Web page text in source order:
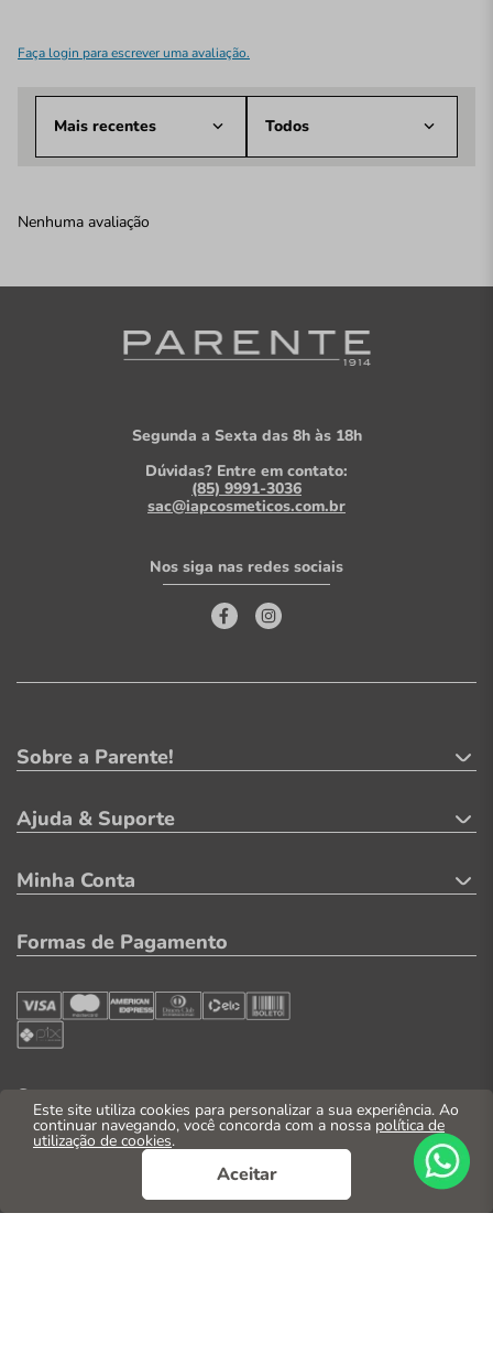
Este site utiliza cookies para personalizar a sua experiência. Ao
continuar navegando, você concorda com a nossapolítica de
utilização de cookies.
Aceitar
Faça login para escrever uma avaliação.
Mais recentes Todos
Nenhuma avaliação
Segunda a Sexta das 8h às 18h
Dúvidas? Entre em contato:
(85) 9991-3036
sac@iapcosmeticos.com.br
Nos siga nas redes sociais
Sobre a Parente!
Ajuda & Suporte
Minha Conta
Formas de Pagamento
Segurança